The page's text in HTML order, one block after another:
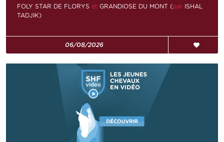
FOLY STAR DE FLORYS et GRANDIOSE DU MONT (par ISHAL
TADJIK)
06/08/2026